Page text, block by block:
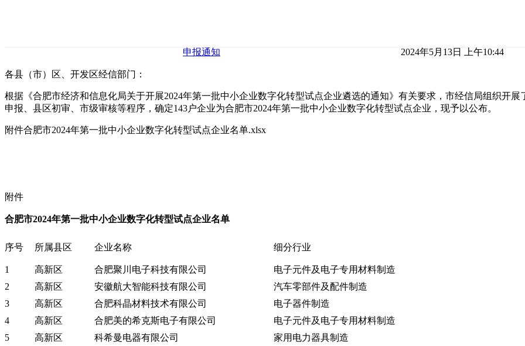
申报通知 2024年5月13日 上午10:44
各县（市）区、开发区经信部门：
根据《合肥市经济和信息化局关于开展2024年第一批中小企业数字化转型试点企业遴选的通知》有关要求，市经信局组织开展
申报、县区初审、市级审核等程序，确定143户企业为合肥市2024年第一批中小企业数字化转型试点企业，现予以公布。
附件合肥市2024年第一批中小企业数字化转型试点企业名单.xlsx
附件
合肥市2024年第一批中小企业数字化转型试点企业名单
序号 所属县区 企业名称 细分行业
1 高新区 合肥聚川电子科技有限公司
电子元件及电子专用材料制造
2
高新区 安徽航大智能科技有限公司
汽车零部件及配件制造
3
高新区 合肥科晶材料技术有限公司
电子器件制造
4
高新区 合肥美的希克斯电子有限公司
电子元件及电子专用材料制造
5
高新区 科希曼电器有限公司
家用电力器具制造